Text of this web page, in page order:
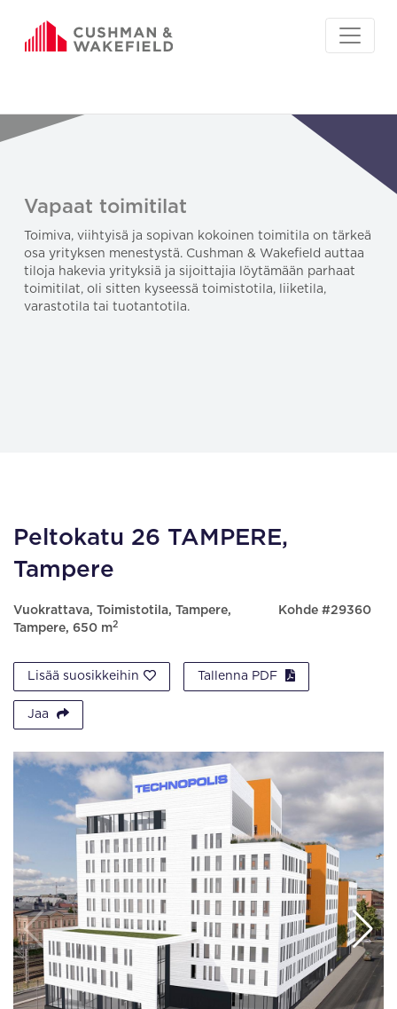
Vapaat toimitilat
Toimiva, viihtyisä ja sopivan kokoinen toimitila on tärkeä
osa yrityksen menestystä. Cushman & Wakefield auttaa
tiloja hakevia yrityksiä ja sijoittajia löytämään parhaat
toimitilat, oli sitten kyseessä toimistotila, liiketila,
varastotila tai tuotantotila.
Peltokatu 26 TAMPERE,
Tampere
Vuokrattava, Toimistotila, Tampere,
Tampere, 650 m2
Kohde #29360
Lisää suosikkeihin Tallenna PDF
Jaa